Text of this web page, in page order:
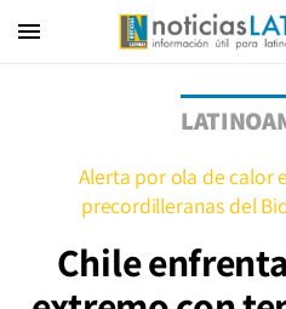
menu
Alerta por ola de calor
precordilleranas del
Chile